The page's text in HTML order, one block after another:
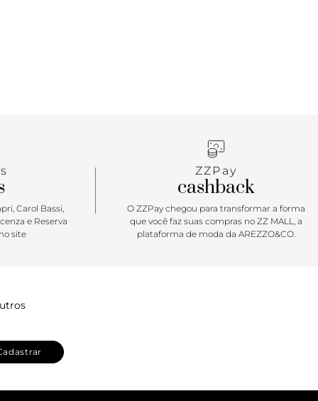
Carol Bassi,
e Reserva
site
ZZPay
cashback
O ZZPay chegou para transformar a forma
que você faz suas compras no ZZ MALL, a
plataforma de moda da AREZZO&CO.